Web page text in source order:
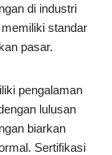
di industri
standar
pasar.
pengalaman
lulusan
biarkan
Sertifikasi